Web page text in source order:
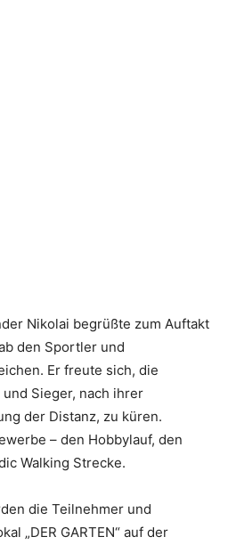
Nikolai begrüßte zum Auftakt
den Sportler und
Er freute sich, die
Sieger, nach ihrer
der Distanz, zu küren.
– den Hobbylauf, den
Walking Strecke.
die Teilnehmer und
„DER GARTEN“ auf der